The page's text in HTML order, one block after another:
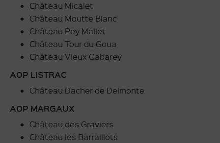
Château Micalet
Château Moutte Blanc
Château Pey Mallet
Château Tour du Goua
Château Vieux Gabarey
AOP LISTRAC
Château Dacher de Delmonte
AOP MARGAUX
Château des Graviers
Château les Barraillots